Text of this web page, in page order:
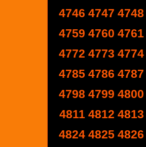
4746 4747 4748
4759 4760 4761
4772 4773 4774
4785 4786 4787
4798 4799 4800
4811 4812 4813
4824 4825 4826